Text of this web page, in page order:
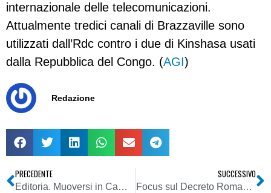
internazionale delle telecomunicazioni.
Attualmente tredici canali di Brazzaville sono
utilizzati dall’Rdc contro i due di Kinshasa usati
dalla Repubblica del Congo. (AGI)
Redazione
PRECEDENTE
Editoria. Muoversi in Campania: dipendenti in agitazione
SUCCESSIVO
Focus sul Decreto Romani: i “servizi di media audiovisivi”